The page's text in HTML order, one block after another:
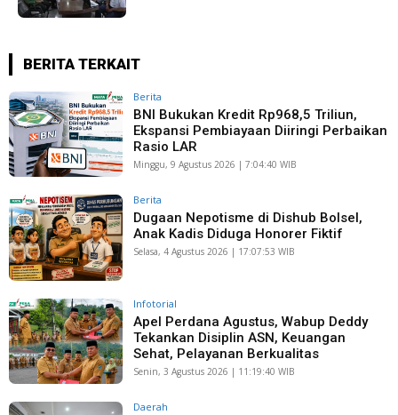
BERITA TERKAIT
Berita
BNI Bukukan Kredit Rp968,5 Triliun,
Ekspansi Pembiayaan Diiringi Perbaikan
Rasio LAR
Minggu, 9 Agustus 2026 | 7:04:40 WIB
Berita
Dugaan Nepotisme di Dishub Bolsel,
Anak Kadis Diduga Honorer Fiktif
Selasa, 4 Agustus 2026 | 17:07:53 WIB
Infotorial
Apel Perdana Agustus, Wabup Deddy
Tekankan Disiplin ASN, Keuangan
Sehat, Pelayanan Berkualitas
Senin, 3 Agustus 2026 | 11:19:40 WIB
Daerah